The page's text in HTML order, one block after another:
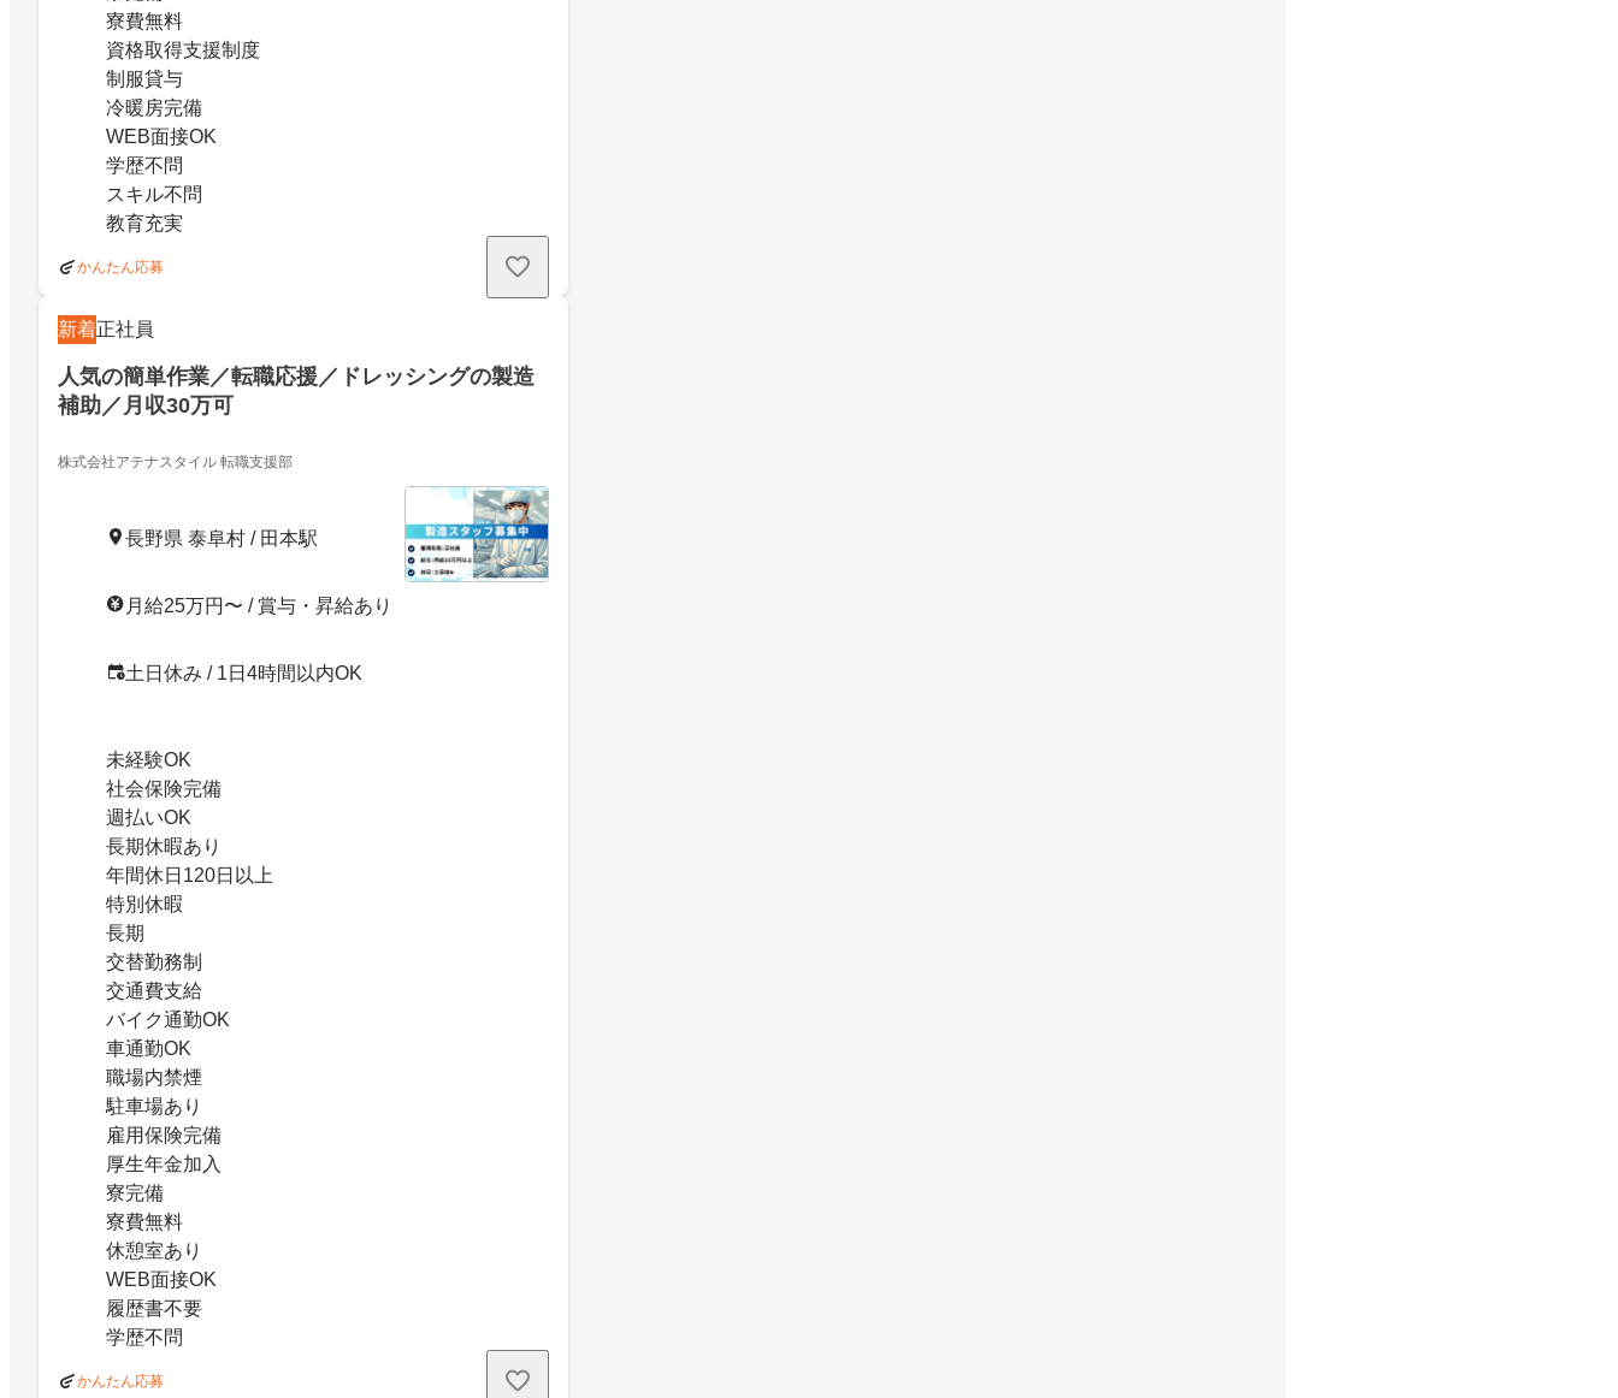
寮費無料
資格取得支援制度
制服貸与
冷暖房完備
WEB面接OK
学歴不問
スキル不問
教育充実
かんたん応募
新着正社員
人気の簡単作業／転職応援／ドレッシングの製造
補助／月収30万可
株式会社アテナスタイル 転職支援部
長野県 泰阜村 / 田本駅
月給25万円〜 / 賞与・昇給あり
土日休み / 1日4時間以内OK
未経験OK
社会保険完備
週払いOK
長期休暇あり
年間休日120日以上
特別休暇
長期
交替勤務制
交通費支給
バイク通勤OK
車通勤OK
職場内禁煙
駐車場あり
雇用保険完備
厚生年金加入
寮完備
寮費無料
休憩室あり
WEB面接OK
履歴書不要
学歴不問
かんたん応募